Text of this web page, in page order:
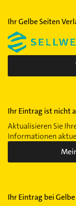
Ihr Gelbe Seiten
Ihr Eintrag ist nicht
Aktualisieren Sie
Informationen
Ihr Eintrag bei